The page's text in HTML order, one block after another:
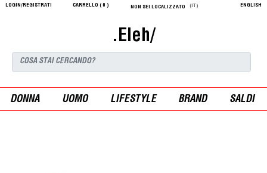
LOGIN/REGISTRATI CARRELLO ( 0 ) NON SEI LOCALIZZATO (IT) ENGLISH
.Eleh/
DONNA UOMO LIFESTYLE BRAND SALDI